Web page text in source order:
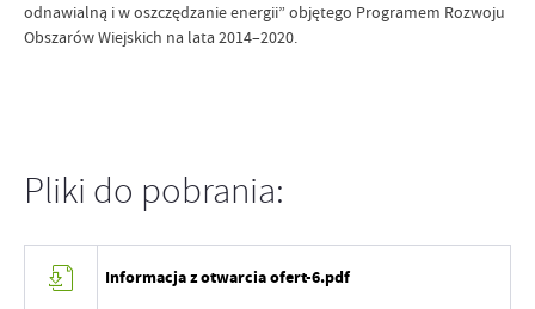
odnawialną i w oszczędzanie energii” objętego Programem Rozwoju
Obszarów Wiejskich na lata 2014–2020.
Pliki do pobrania:
Informacja z otwarcia ofert-6.pdf